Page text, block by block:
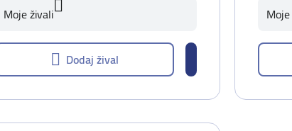
Moje živali
Dodaj žival